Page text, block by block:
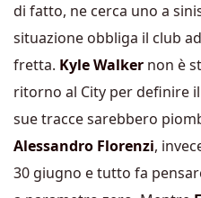
di fatto, ne cerca uno a
situazione obbliga il club
fretta. Kyle Walker non è
ritorno al City per definire
sue tracce sarebbero
Alessandro Florenzi,
30 giugno e tutto fa